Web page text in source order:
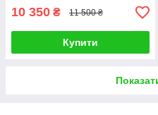
10 350 ₴ 11 500 ₴
Купити